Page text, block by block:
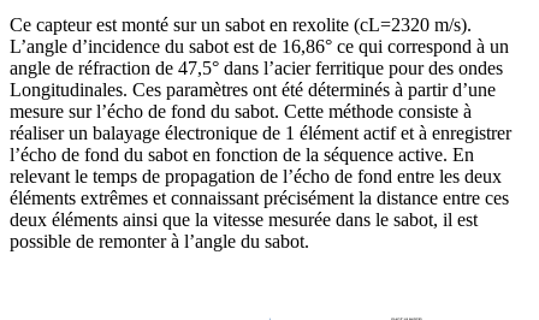
Ce capteur est monté sur un sabot en rexolite (cL=2320 m/s).
L’angle d’incidence du sabot est de 16,86° ce qui correspond à un
angle de réfraction de 47,5° dans l’acier ferritique pour des ondes
Longitudinales. Ces paramètres ont été déterminés à partir d’une
mesure sur l’écho de fond du sabot. Cette méthode consiste à
réaliser un balayage électronique de 1 élément actif et à enregistrer
l’écho de fond du sabot en fonction de la séquence active. En
relevant le temps de propagation de l’écho de fond entre les deux
éléments extrêmes et connaissant précisément la distance entre ces
deux éléments ainsi que la vitesse mesurée dans le sabot, il est
possible de remonter à l’angle du sabot.